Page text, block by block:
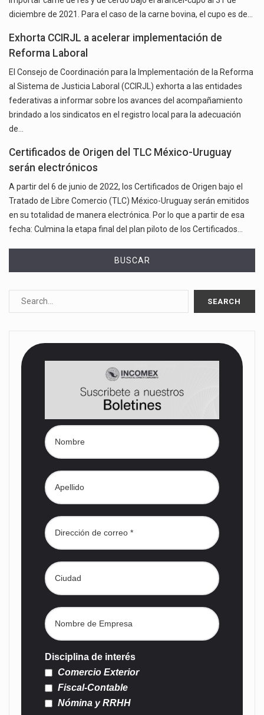
diciembre de 2021. Para el caso de la carne bovina, el cupo es de…
Exhorta CCIRJL a acelerar implementación de
Reforma Laboral
El Consejo de Coordinación para la Implementación de la Reforma
al Sistema de Justicia Laboral (CCIRJL) exhorta a las entidades
federativas a informar sobre los avances del acompañamiento
brindado a los sindicatos en el registro local para la adecuación
de…
Certificados de Origen del TLC México-Uruguay
serán electrónicos
A partir del 6 de junio de 2022, los Certificados de Origen bajo el
Tratado de Libre Comercio (TLC) México-Uruguay serán emitidos
en su totalidad de manera electrónica. Por lo que a partir de esa
fecha: Culmina la etapa final del plan piloto de los Certificados…
BUSCAR
Disciplina de interés
Comercio Exterior
Fiscal-Contable
Nómina y RRHH